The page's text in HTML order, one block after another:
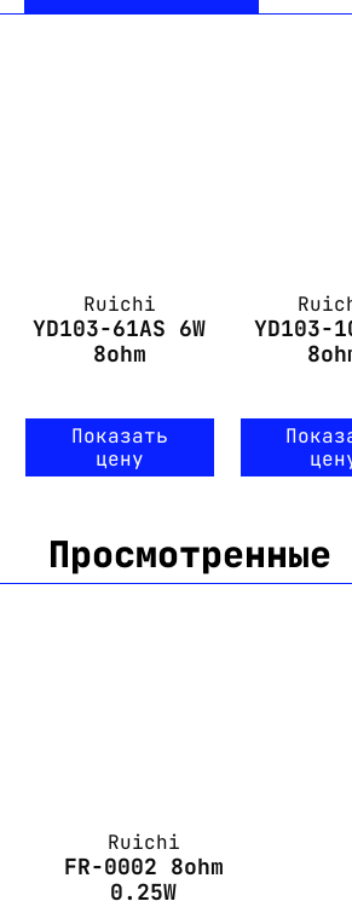
Ruichi
YD103-61AS 6W
8ohm
Показать
цену
YD103-
Просмотренные
Ruichi
FR-0002 8ohm
0.25W